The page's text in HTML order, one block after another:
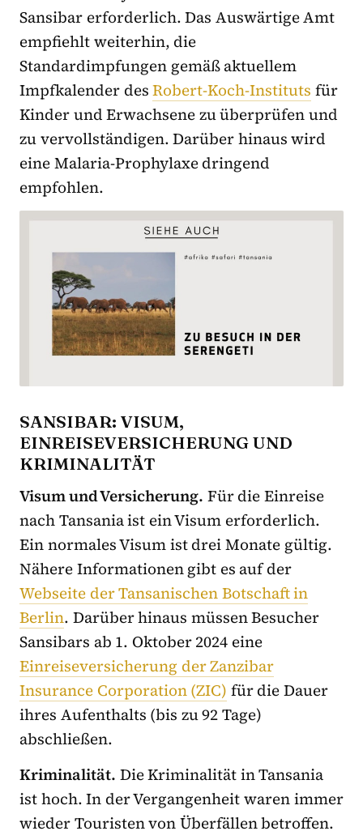
Sansibar erforderlich. Das Auswärtige Amt
empfiehlt weiterhin, die
Standardimpfungen gemäß aktuellem
Impfkalender desRobert-Koch-Instituts für
Kinder und Erwachsene zu überprüfen und
zu vervollständigen. Darüber hinaus wird
eine Malaria-Prophylaxe dringend
empfohlen.
SANSIBAR: VISUM,
EINREISEVERSICHERUNG UND
KRIMINALITÄT
Visum und Versicherung. Für die Einreise
nach Tansania ist ein Visum erforderlich.
Ein normales Visum ist drei Monate gültig.
Nähere Informationen gibt es auf der
Webseite der Tansanischen Botschaft in
Berlin. Darüber hinaus müssen Besucher
Sansibars ab 1. Oktober 2024 eine
Einreiseversicherung der Zanzibar
Insurance Corporation (ZIC) für die Dauer
ihres Aufenthalts (bis zu 92 Tage)
abschließen.
Kriminalität. Die Kriminalität in Tansania
ist hoch. In der Vergangenheit waren immer
wieder Touristen von Überfällen betroffen.